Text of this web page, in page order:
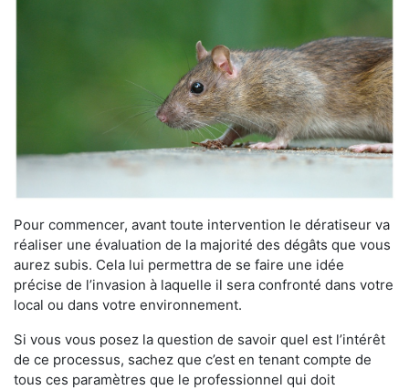
Pour commencer, avant toute intervention le dératiseur va
réaliser une évaluation de la majorité des dégâts que vous
aurez subis. Cela lui permettra de se faire une idée
précise de l’invasion à laquelle il sera confronté dans votre
local ou dans votre environnement.
Si vous vous posez la question de savoir quel est l’intérêt
de ce processus, sachez que c’est en tenant compte de
tous ces paramètres que le professionnel qui doit